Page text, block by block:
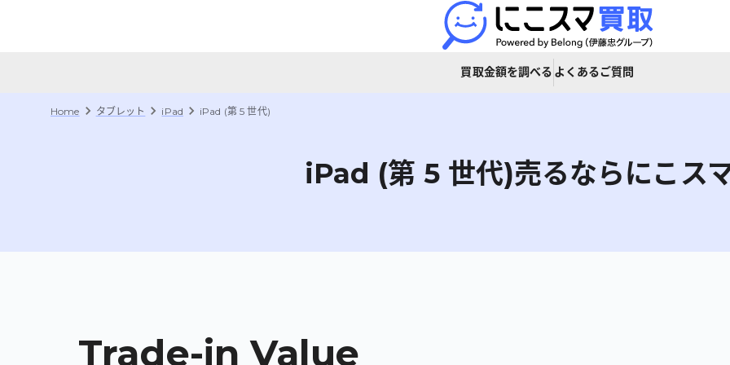
買取金額を調べる よくあるご質問
Home タブレット iPad iPad (第 5 世代)
iPad (第 5 世代)売るならにこス
Trade-in Value